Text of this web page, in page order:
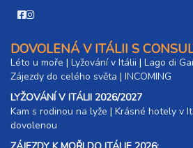
DOVOLENÁ V ITÁLII S
Léto u moře | Lyžování v Itálii | Lago di
Zájezdy do celého světa | INCOMING
LYŽOVÁNÍ V ITÁLII 2026/2027
Kam s rodinou na lyže |​ Krásné hotely v
dovolenou